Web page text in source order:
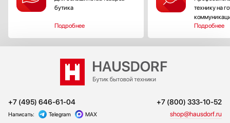
бутика
Подробнее
технику на
Подробнее
+7 (495) 646-61-04 +7 (800) 333-10-52
Написать: Telegram MAX shop@hausdorf.ru